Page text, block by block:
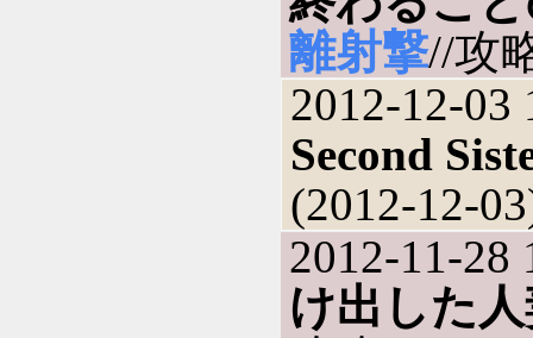
離射撃//攻
2012-12-03
Second
(2012-12-
2012-11-28
け出した